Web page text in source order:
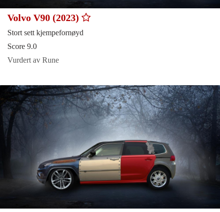
Volvo V90 (2023)
Stort sett kjempefornøyd
Score 9.0
Vurdert av Rune